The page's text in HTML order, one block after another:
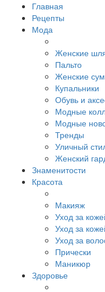
Главная
Рецепты
Мода
Женские
Пальто
Женские
Купальники
Обувь и
Модные
Модные
Тренды
Уличный
Женский
Знаменитости
Красота
Макияж
Уход за
Уход за
Уход за
Прически
Маникюр
Здоровье